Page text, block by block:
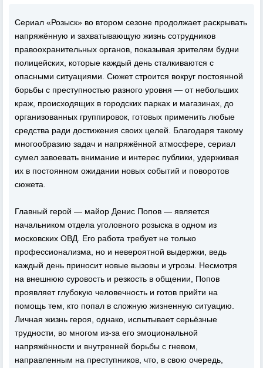
Сериал «Розыск» во втором сезоне продолжает раскрывать
напряжённую и захватывающую жизнь сотрудников
правоохранительных органов, показывая зрителям будни
полицейских, которые каждый день сталкиваются с
опасными ситуациями. Сюжет строится вокруг постоянной
борьбы с преступностью разного уровня — от небольших
краж, происходящих в городских парках и магазинах, до
организованных группировок, готовых применить любые
средства ради достижения своих целей. Благодаря такому
многообразию задач и напряжённой атмосфере, сериал
сумел завоевать внимание и интерес публики, удерживая
их в постоянном ожидании новых событий и поворотов
сюжета.
Главный герой — майор Денис Попов — является
начальником отдела уголовного розыска в одном из
московских ОВД. Его работа требует не только
профессионализма, но и невероятной выдержки, ведь
каждый день приносит новые вызовы и угрозы. Несмотря
на внешнюю суровость и резкость в общении, Попов
проявляет глубокую человечность и готов прийти на
помощь тем, кто попал в сложную жизненную ситуацию.
Личная жизнь героя, однако, испытывает серьёзные
трудности, во многом из-за его эмоциональной
напряжённости и внутренней борьбы с гневом,
направленным на преступников, что, в свою очередь,